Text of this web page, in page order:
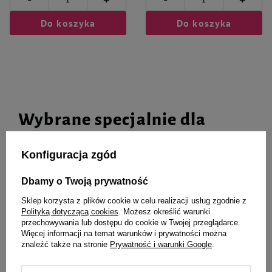
Do koszyka Do koszyka
Wybrane specjalnie dla
Mokra karma dla psa Dolina
Noteci Premium Mix smaków 12
x 800 g
140,76 zł 14,66 zł / kg
AQUAEL oświetlenie do
akwarium LEDDY SLIM 5W plant
20-30cm białe
151,90 zł
Konfiguracja zgód
Dbamy o Twoją prywatność
Sklep korzysta z plików cookie w celu realizacji usług zgodnie z
Polityką dotyczącą cookies . Możesz określić warunki
przechowywania lub dostępu do cookie w Twojej przeglądarce.
Więcej informacji na temat warunków i prywatności można
znaleźć także na stronie Prywatność i warunki Google